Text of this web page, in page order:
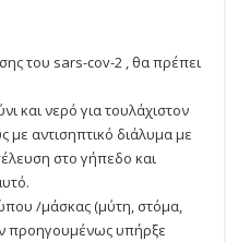
του sars-cov-2 , θα πρέπει
και νερό για τουλάχιστον
με αντισηπτικό διάλυμα με
στο γήπεδο και
/μάσκας (μύτη, στόμα,
προηγουμένως υπήρξε